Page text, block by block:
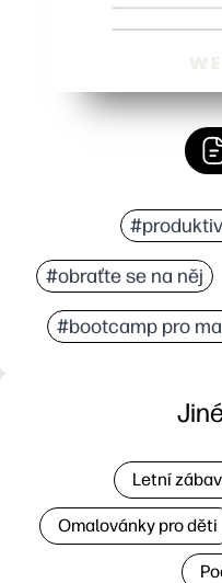
#obraťte se na něj
#bootcamp pro
Letní
Omalovánky pro děti